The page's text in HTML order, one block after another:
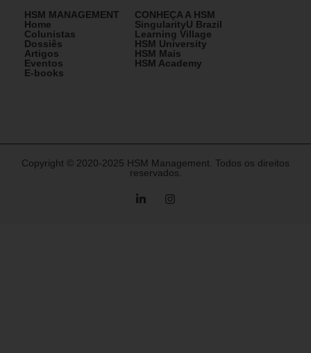
HSM MANAGEMENT
Home
Colunistas
Dossiês
Artigos
Eventos
E-books
CONHEÇA A HSM
SingularityU Brazil
Learning Village
HSM University
HSM Mais
HSM Academy
Copyright © 2020-2025 HSM Management. Todos os direitos
reservados.